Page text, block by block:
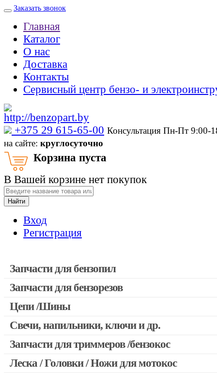
Заказать звонок
Главная
Каталог
О нас
Доставка
Контакты
Сервисный центр бензо- и
‎+375 29 615-65-00 Консультация Пн-Пт 9:00-
на сайте: круглосуточно
Корзина пуста
В Вашей корзине нет покупок
Найти
Вход
Регистрация
Запчасти для бензопил
Запчасти для бензопил Stihl
Запчасти для бензопил Husqvarna, Partner
Запчасти для бензопил Oleo-mac, Echo и др.
Запчасти для бензорезов
Цепи /Шины
Свечи, напильники, ключи и др.
Запчасти для триммеров /бензокос
Запчасти для Китайских триммеров
Леска / Головки / Ножи для мотокос